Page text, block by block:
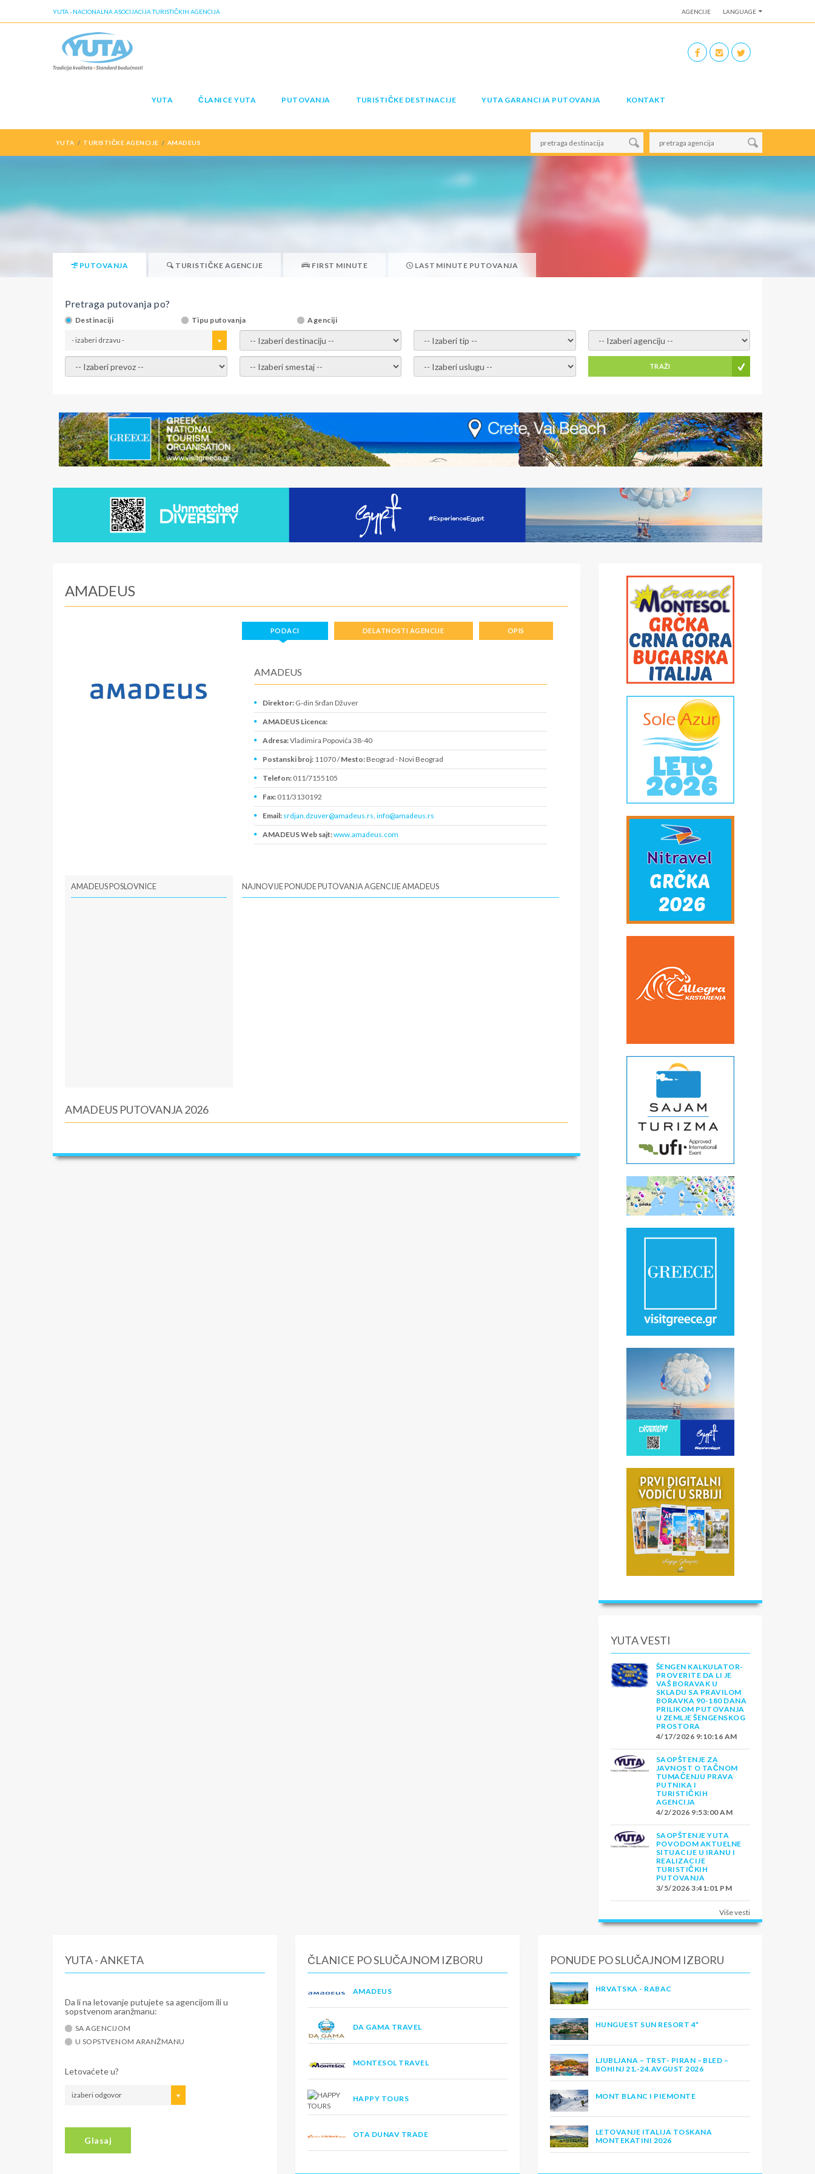
AGENCIJE LANGUAGE
YUTA - NACIONALNA ASOCIJACIJA TURISTIČKIH AGENCIJA
YUTA ČLANICE YUTA PUTOVANJA TURISTIČKE DESTINACIJE YUTA GARANCIJA PUTOVANJA KONTAKT
YUTA TURISTIČKE AGENCIJE AMADEUS
PUTOVANJA TURISTIČKE AGENCIJE FIRST MINUTE LAST MINUTE PUTOVANJA
Pretraga putovanja po?
Destinaciji Tipu putovanja Agenciji
- izaberi drzavu - - izaberi destinaciju - - izaberi tip - - izaberi agenciju -
- izaberi prevoz - - Izaberite smestaj - - Izaberite uslugu - TRAŽI
AMADEUS
PODACI DELATNOSTI AGENCIJE OPIS
AMADEUS
Direktor:G-din Srđan Džuver
AMADEUS Licenca:
Adresa:Vladimira Popovića 38-40
Postanski broj:11070 /Mesto:Beograd - Novi Beograd
Telefon:011/7155105
Fax:011/3130192
Email: srdjan.dzuver@amadeus.rs, info@amadeus.rs
AMADEUS Web sajt:www.amadeus.com
AMADEUS POSLOVNICE NAJNOVIJE PONUDE PUTOVANJA AGENCIJE AMADEUS
AMADEUS PUTOVANJA 2026
YUTA VESTI
ŠENGEN KALKULATOR-
PROVERITE DA LI JE
VAŠ BORAVAK U
SKLADU SA PRAVILOM
BORAVKA 90-180 DANA
PRILIKOM PUTOVANJA
U ZEMLJE ŠENGENSKOG
PROSTORA
4/17/2026 9:10:16 AM
SAOPŠTENJE ZA
JAVNOST O TAČNOM
TUMAČENJU PRAVA
PUTNIKA I
TURISTIČKIH
AGENCIJA
4/2/2026 9:53:00 AM
SAOPŠTENJE YUTA
POVODOM AKTUELNE
SITUACIJE U IRANU I
REALIZACIJE
TURISTIČKIH
PUTOVANJA
3/5/2026 3:41:01 PM
Više vesti
YUTA - ANKETA
Da li na letovanje putujete sa agencijom ili u
sopstvenom aranžmanu:
SA AGENCIJOM
U SOPSTVENOM ARANŽMANU
Letovaćete u?
izaberi odgovor
Glasaj
ČLANICE PO SLUČAJNOM IZBORU
AMADEUS
DA GAMA TRAVEL
MONTESOL TRAVEL
HAPPY TOURS
OTA DUNAV TRADE
PONUDE PO SLUČAJNOM IZBORU
HRVATSKA - RABAC
HUNGUEST SUN RESORT 4*
LJUBLJANA – TRST- PIRAN – BLED –
BOHINJ 21.-24.AVGUST 2026
MONT BLANC I PIEMONTE
LETOVANJE ITALIJA TOSKANA
MONTEKATINI 2026